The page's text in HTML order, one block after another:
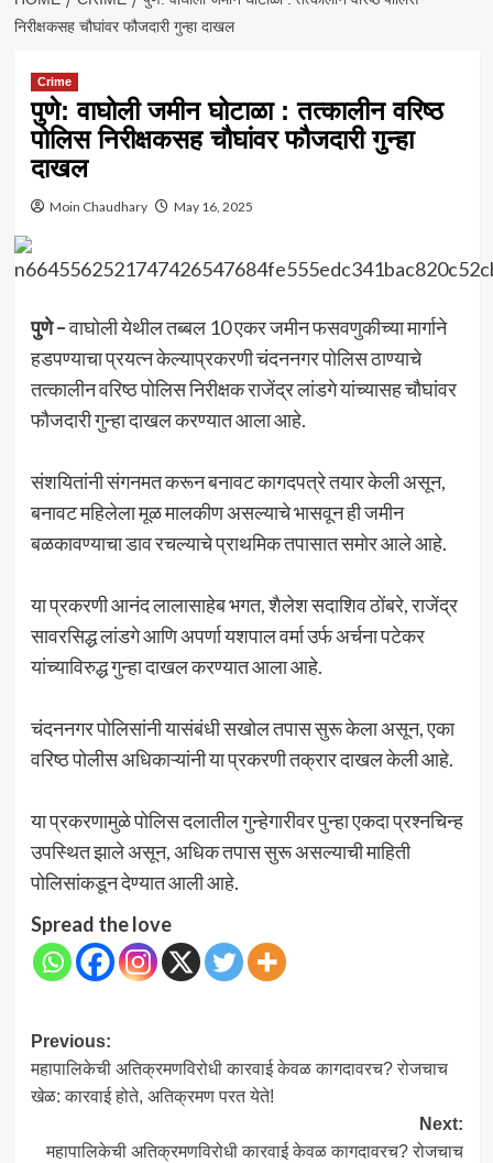
निरीक्षकसह चौघांवर फौजदारी गुन्हा दाखल
Crime
पुणे: वाघोली जमीन घोटाळा : तत्कालीन वरिष्ठ
पोलिस निरीक्षकसह चौघांवर फौजदारी गुन्हा
दाखल
Moin Chaudhary May 16, 2025
पुणे –वाघोली येथील तब्बल 10 एकर जमीन फसवणुकीच्या मार्गाने
हडपण्याचा प्रयत्न केल्याप्रकरणी चंदननगर पोलिस ठाण्याचे
तत्कालीन वरिष्ठ पोलिस निरीक्षक राजेंद्र लांडगे यांच्यासह चौघांवर
फौजदारी गुन्हा दाखल करण्यात आला आहे.
संशयितांनी संगनमत करून बनावट कागदपत्रे तयार केली असून,
बनावट महिलेला मूळ मालकीण असल्याचे भासवून ही जमीन
बळकावण्याचा डाव रचल्याचे प्राथमिक तपासात समोर आले आहे.
या प्रकरणी आनंद लालासाहेब भगत, शैलेश सदाशिव ठोंबरे, राजेंद्र
सावरसिद्ध लांडगे आणि अपर्णा यशपाल वर्मा उर्फ अर्चना पटेकर
यांच्याविरुद्ध गुन्हा दाखल करण्यात आला आहे.
चंदननगर पोलिसांनी यासंबंधी सखोल तपास सुरू केला असून, एका
वरिष्ठ पोलीस अधिकाऱ्यांनी या प्रकरणी तक्रार दाखल केली आहे.
या प्रकरणामुळे पोलिस दलातील गुन्हेगारीवर पुन्हा एकदा प्रश्नचिन्ह
उपस्थित झाले असून, अधिक तपास सुरू असल्याची माहिती
पोलिसांकडून देण्यात आली आहे.
Spread the love
Post
navigation
Previous:
महापालिकेची अतिक्रमणविरोधी कारवाई केवळ कागदावरच? रोजचाच
खेळ: कारवाई होते, अतिक्रमण परत येते!
Next:
महापालिकेची अतिक्रमणविरोधी कारवाई केवळ कागदावरच? रोजचाच